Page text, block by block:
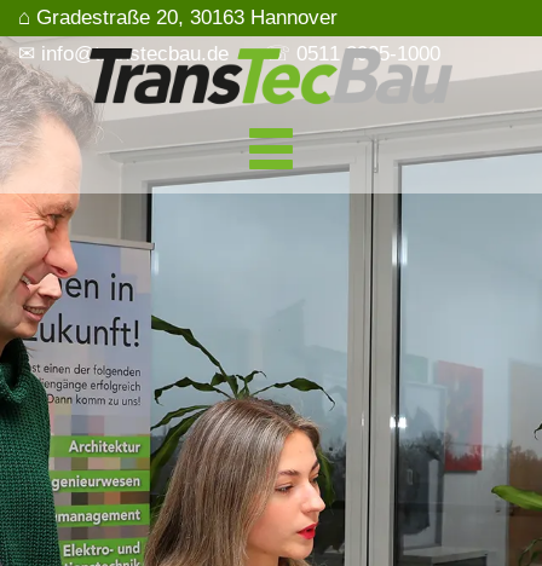
⌂ Gradestraße 20, 30163 Hannover
✉ info@transtecbau.de
☏ 0511 3995-1000